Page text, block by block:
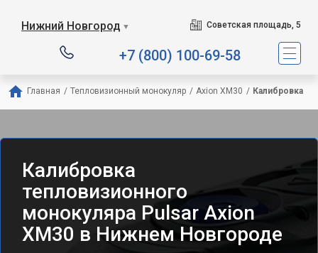
Нижний Новгород ▼ Советская площадь, 5
+7 (800) 100-69-58
Главная / Тепловизионный монокуляр / Axion XM30 / Калибровка
Калибровка
тепловизионного
монокуляра Pulsar Axion
XM30 в Нижнем Новгороде